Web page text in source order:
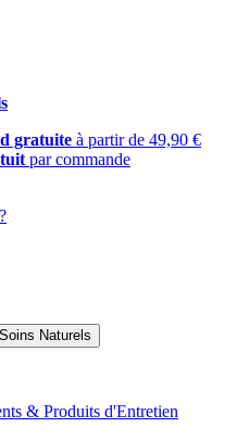
gratuite à partir de 49,90 €
par commande
& Produits d'Entretien